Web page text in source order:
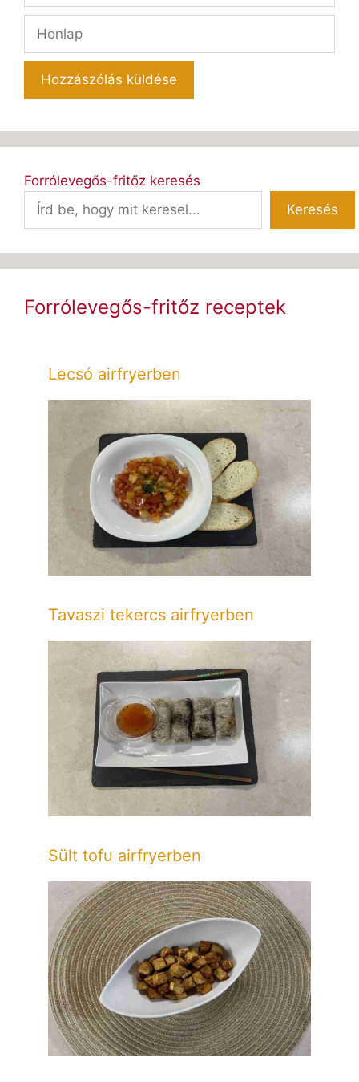
Honlap
Forrólevegős-fritőz keresés
Keresés
Forrólevegős-fritőz receptek
Lecsó airfryerben
Tavaszi tekercs airfryerben
Sült tofu airfryerben